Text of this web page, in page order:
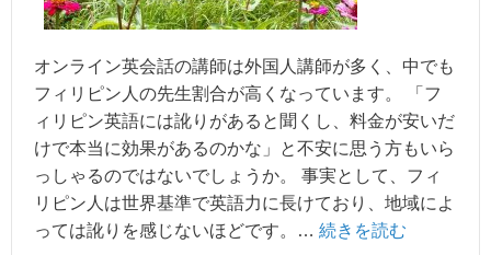
オンライン英会話の講師は外国人講師が多く、中でも
フィリピン人の先生割合が高くなっています。 「フ
ィリピン英語には訛りがあると聞くし、料金が安いだ
けで本当に効果があるのかな」と不安に思う方もいら
っしゃるのではないでしょうか。 事実として、フィ
リピン人は世界基準で英語力に長けており、地域によ
っては訛りを感じないほどです。… 続きを読む